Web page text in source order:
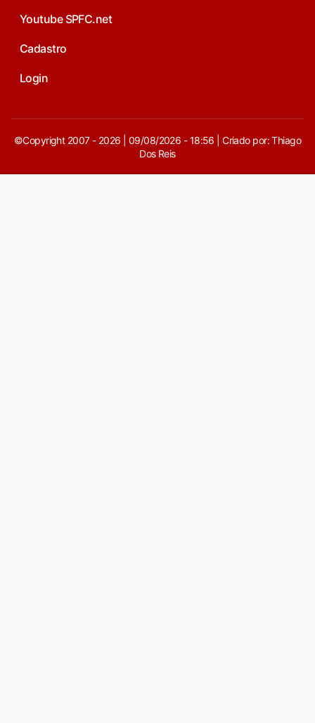
Youtube SPFC.net
Cadastro
Login
©Copyright 2007 - 2026 | 09/08/2026 - 18:56 | Criado por: Thiago
Dos Reis